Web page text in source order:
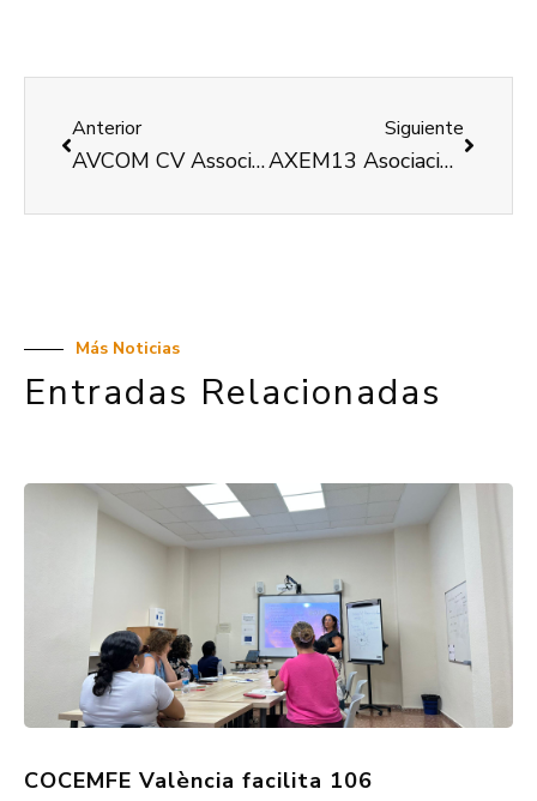
Anterior
AVCOM CV Associació De Conductors Amb Discapacitat I Persones Amb Mobilitat Reduida
Siguiente
AXEM13 Asociación De Xátiva Contra La Esclerosis Múltiple Del Área 13
Más Noticias
Entradas Relacionadas
COCEMFE València facilita 106